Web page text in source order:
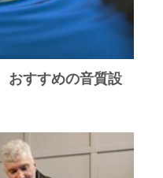
すすめの音質設